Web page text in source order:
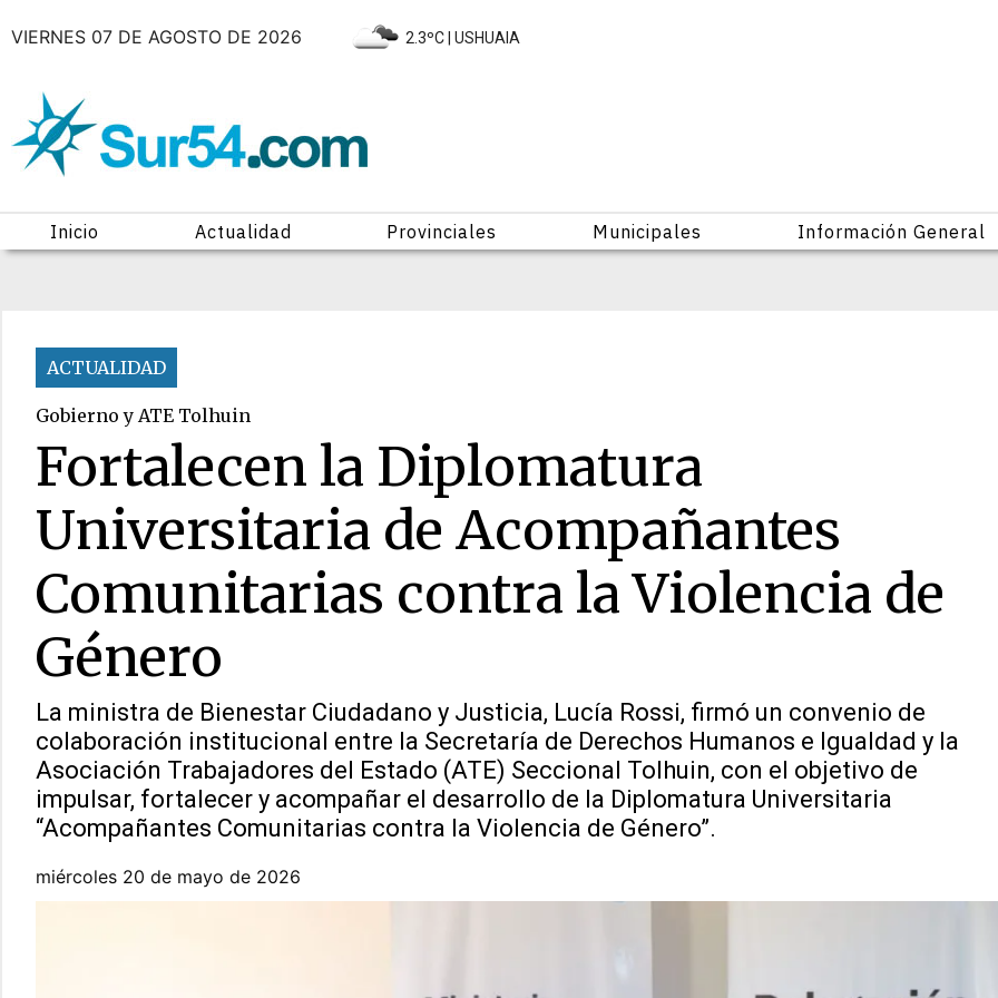
VIERNES 07 DE AGOSTO DE 2026 2.3ºC | USHUAIA
Inicio Actualidad Provinciales Municipales Información General
ACTUALIDAD
Gobierno y ATE Tolhuin
Fortalecen la Diplomatura
Universitaria de Acompañantes
Comunitarias contra la Violencia de
Género
La ministra de Bienestar Ciudadano y Justicia, Lucía Rossi, firmó un convenio de
colaboración institucional entre la Secretaría de Derechos Humanos e Igualdad y la
Asociación Trabajadores del Estado (ATE) Seccional Tolhuin, con el objetivo de
impulsar, fortalecer y acompañar el desarrollo de la Diplomatura Universitaria
“Acompañantes Comunitarias contra la Violencia de Género”.
miércoles 20 de mayo de 2026